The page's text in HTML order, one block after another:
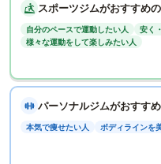
スポーツジムがおすすめ
自分のペースで運動したい人
安く
様々な運動をして楽しみたい人
パーソナルジムがおすす
本気で痩せたい人 ボディラインを